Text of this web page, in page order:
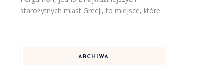
starożytnych miast Grecji, to miejsce, które
…
ARCHIWA